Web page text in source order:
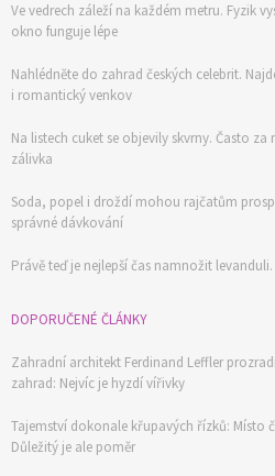
Ve vedrech záleží na každém metru. Fyzik
okno funguje lépe
Nahlédněte do zahrad českých celebrit.
i romantický venkov
Na listech cuket se objevily skvrny. Často
zálivka
Soda, popel i droždí mohou rajčatům
správné dávkování
Právě teď je nejlepší čas namnožit
DOPORUČENÉ ČLÁNKY
Zahradní architekt Ferdinand Leffler
zahrad: Nejvíc je hyzdí vířivky
Tajemství dokonale křupavých řízků: Místo
Důležitý je ale poměr